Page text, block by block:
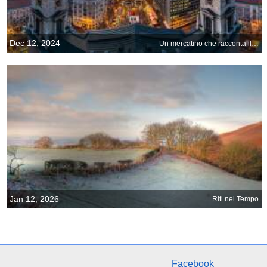
Dec 12, 2024 Un mercatino che racconta il Natale
Jan 12, 2026 Riti nel Tempo
Facebook